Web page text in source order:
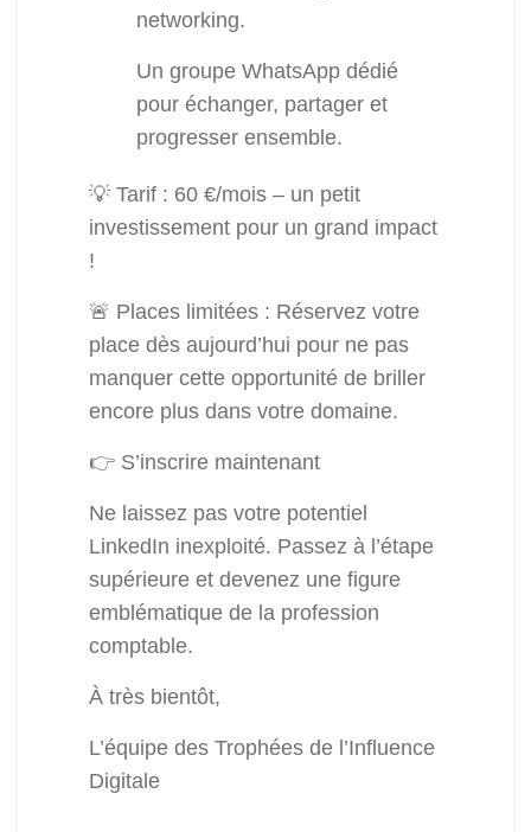
networking.
Un groupe WhatsApp dédié
pour échanger, partager et
progresser ensemble.
💡 Tarif : 60 €/mois – un petit
investissement pour un grand impact
!
🚨 Places limitées : Réservez votre
place dès aujourd’hui pour ne pas
manquer cette opportunité de briller
encore plus dans votre domaine.
👉 S’inscrire maintenant
Ne laissez pas votre potentiel
LinkedIn inexploité. Passez à l’étape
supérieure et devenez une figure
emblématique de la profession
comptable.
À très bientôt,
L’équipe des Trophées de l’Influence
Digitale